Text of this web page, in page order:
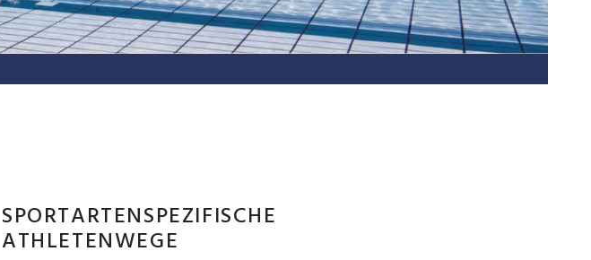
SPORTARTENSPEZIFISCHE
ATHLETENWEGE